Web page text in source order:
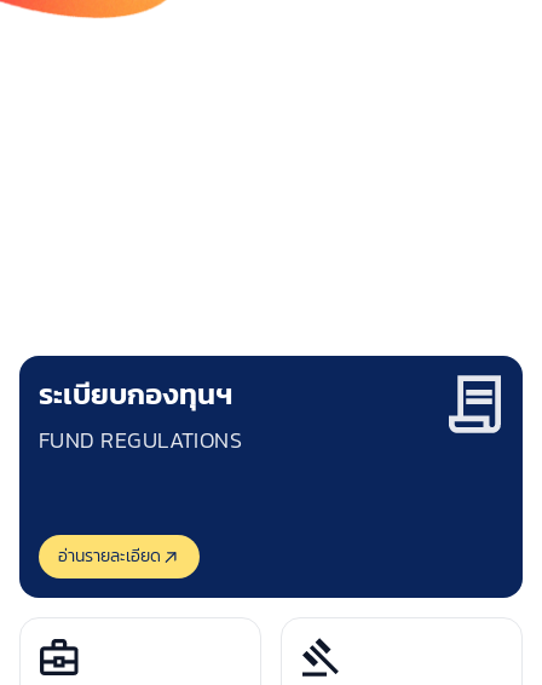
ระเบียบกองทุนฯ
FUND REGULATIONS
อ่านรายละเอียด